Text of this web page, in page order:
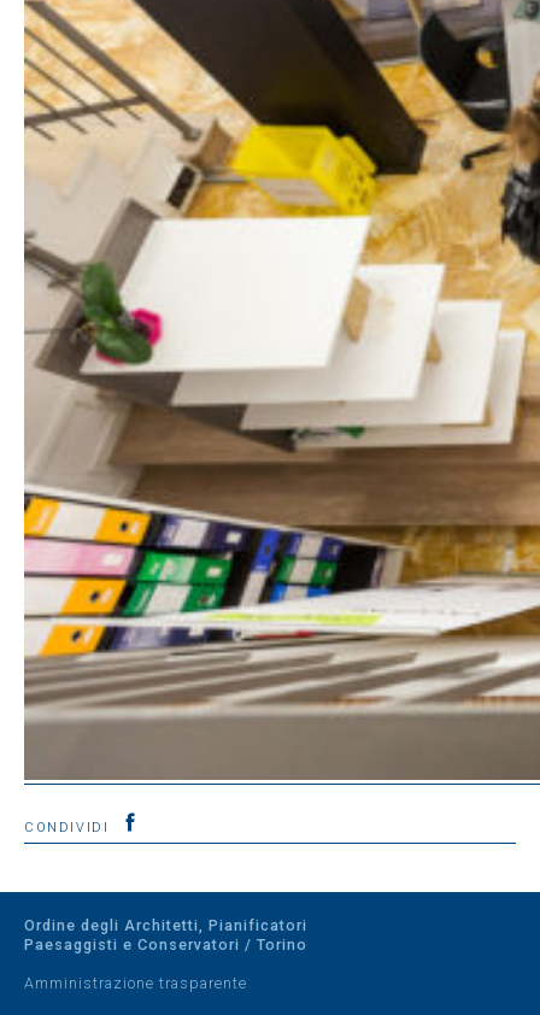
CONDIVIDI
Ordine degli Architetti, Pianificatori
Paesaggisti e Conservatori / Torino
Amministrazione trasparente